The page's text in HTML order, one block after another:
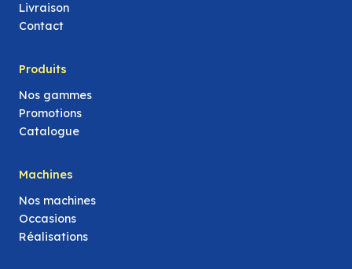
Livraison
Contact
Produits
Nos gammes
Promotions
Catalogue
Machines
Nos machines
Occasions
Réalisations